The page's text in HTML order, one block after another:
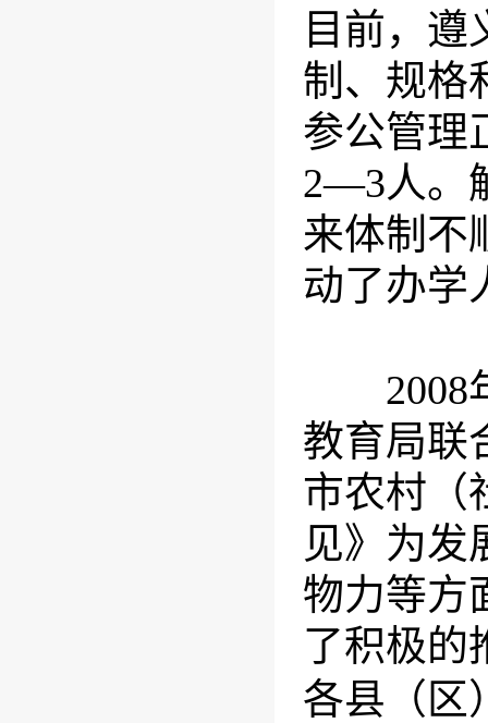
目前，遵
制、规格
参公管理
2—3人。
来体制不
动了办学
2008年
教育局联
市农村（
见》为发
物力等方
了积极的
各县（区